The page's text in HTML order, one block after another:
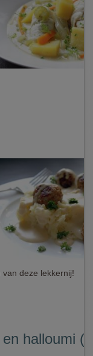
deze lekkernij!
halloumi